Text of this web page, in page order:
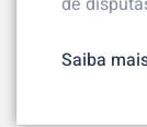
Saiba